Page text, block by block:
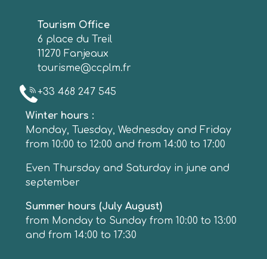
Tourism Office
6 place du Treil
11270 Fanjeaux
tourisme@ccplm.fr
+33 468 247 545
Winter hours :
Monday, Tuesday, Wednesday and Friday
from 10:00 to 12:00 and from 14:00 to 17:00
Even Thursday and Saturday in june and
september
Summer hours (July August)
from Monday to Sunday from 10:00 to 13:00
and from 14:00 to 17:30